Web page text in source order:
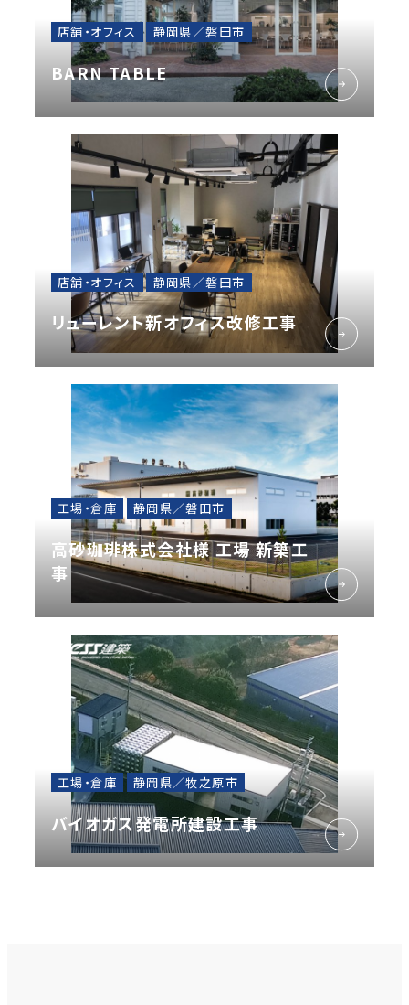
店舗・オフィス 静岡県／磐田市
BARN TABLE
店舗・オフィス 静岡県／磐田市
リューレント新オフィス改修工事
工場・倉庫 静岡県／磐田市
高砂珈琲株式会社様 工場 新築工
事
工場・倉庫 静岡県／牧之原市
バイオガス発電所建設工事